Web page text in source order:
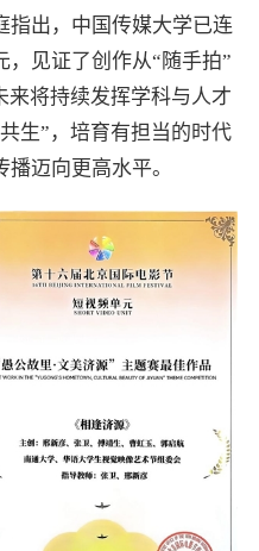
指出，中国传媒大学已连
见证了创作从“随手拍”
来将持续发挥学科与人才
生”，培育有担当的时代
迈向更高水平。